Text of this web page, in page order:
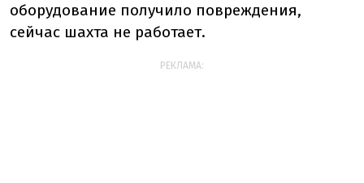
оборудование получило повреждения,
сейчас шахта не работает.
РЕКЛАМА: